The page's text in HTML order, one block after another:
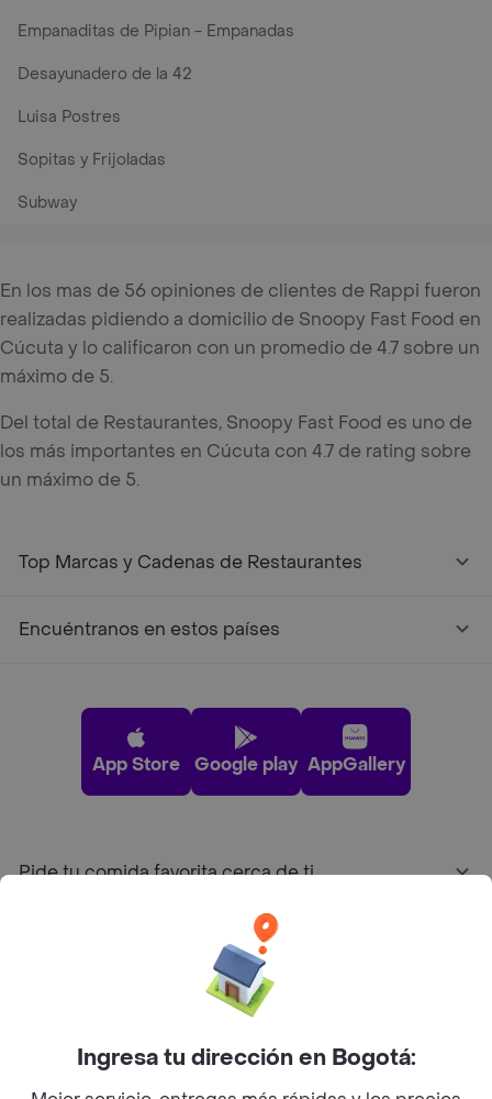
Empanaditas de Pipian - Empanadas
Desayunadero de la 42
Luisa Postres
Sopitas y Frijoladas
Subway
En los mas de 56 opiniones de clientes de Rappi fueron
realizadas pidiendo a domicilio de Snoopy Fast Food en
Cúcuta y lo calificaron con un promedio de 4.7 sobre un
máximo de 5.
Del total de Restaurantes, Snoopy Fast Food es uno de
los más importantes en Cúcuta con 4.7 de rating sobre
un máximo de 5.
Top Marcas y Cadenas de Restaurantes
Encuéntranos en estos países
App Store Google play AppGallery
Pide tu comida favorita cerca de ti
Sobre Rappi
Ingresa tu dirección en Bogotá: